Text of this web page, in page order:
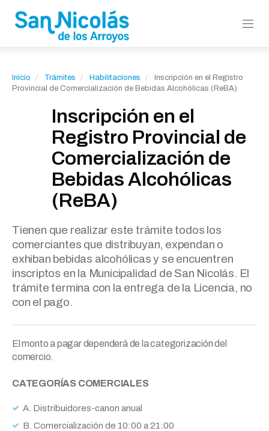
Inicio Trámites Habilitaciones
Inscripción en el Registro
Provincial de Comercialización de Bebidas Alcohólicas (ReBA)
Inscripción en el
Registro Provincial de
Comercialización de
Bebidas Alcohólicas
(ReBA)
Tienen que realizar este trámite todos los
comerciantes que distribuyan, expendan o
exhiban bebidas alcohólicas y se encuentren
inscriptos en la Municipalidad de San Nicolás. El
trámite termina con la entrega de la Licencia, no
con el pago.
El monto a pagar dependerá de la categorización del
comercio.
CATEGORÍAS COMERCIALES
A. Distribuidores-canon anual
B. Comercialización de 10:00 a 21:00